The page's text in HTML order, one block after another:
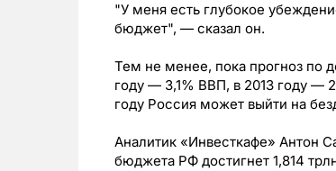
"У меня есть глубокое
бюджет", — сказал он.
Тем не менее, пока прогноз по
году — 3,1% ВВП, в 2013 году —
году Россия может выйти на
Аналитик «Инвесткафе» Антон
бюджета РФ достигнет 1,814